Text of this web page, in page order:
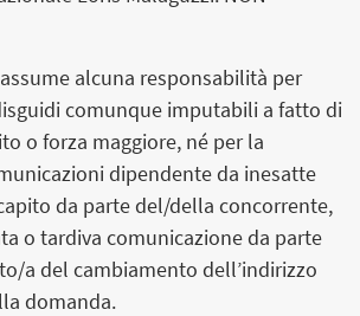
alcuna responsabilità per
comunque imputabili a fatto di
o forza maggiore, né per la
dipendente da inesatte
da parte del/della concorrente,
o tardiva comunicazione da parte
a del cambiamento dell’indirizzo
domanda.